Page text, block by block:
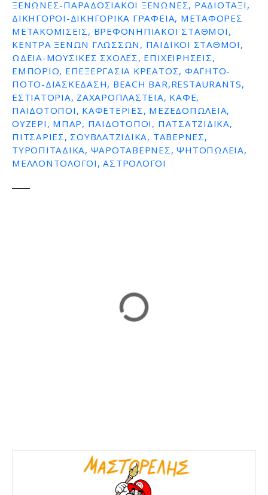
ΞΕΝΏΝΕΣ-ΠΑΡΑΔΟΣΙΑΚΟΊ ΞΕΝΏΝΕΣ, ΡΑΔΙΟΤΑΞΊ,
ΔΙΚΗΓΌΡΟΙ-ΔΙΚΗΓΟΡΙΚΆ ΓΡΑΦΕΊΑ, ΜΕΤΑΦΟΡΈΣ
ΜΕΤΑΚΟΜΊΣΕΙΣ, ΒΡΕΦΟΝΗΠΙΑΚΟΊ ΣΤΑΘΜΟΊ,
ΚΈΝΤΡΑ ΞΈΝΩΝ ΓΛΩΣΣΏΝ, ΠΑΙΔΙΚΟΊ ΣΤΑΘΜΟΊ,
ΩΔΕΊΑ-ΜΟΥΣΙΚΈΣ ΣΧΟΛΈΣ, ΕΠΙΧΕΙΡΉΣΕΙΣ,
ΕΜΠΌΡΙΟ, ΕΠΕΞΕΡΓΑΣΊΑ ΚΡΈΑΤΟΣ, ΦΑΓΗΤΌ-
ΠΟΤΌ-ΔΙΑΣΚΈΔΑΣΗ, BEACH BAR,RESTAURANTS,
ΕΣΤΙΑΤΌΡΙΑ, ΖΑΧΑΡΟΠΛΑΣΤΕΊΑ, ΚΑΦΈ,
ΠΑΙΔΌΤΟΠΟΙ, ΚΑΦΕΤΈΡΙΕΣ, ΜΕΖΕΔΟΠΩΛΕΊΑ,
ΟΥΖΕΡΊ, ΜΠΑΡ, ΠΑΙΔΌΤΟΠΟΙ, ΠΑΤΣΑΤΖΊΔΙΚΑ,
ΠΙΤΣΑΡΊΕΣ, ΣΟΥΒΛΑΤΖΊΔΙΚΑ, ΤΑΒΈΡΝΕΣ,
ΤΥΡΟΠΙΤΆΔΙΚΑ, ΨΑΡΟΤΑΒΈΡΝΕΣ, ΨΗΤΟΠΩΛΕΊΑ,
ΜΕΛΛΟΝΤΟΛΟΓΟΙ, ΑΣΤΡΟΛΌΓΟΙ